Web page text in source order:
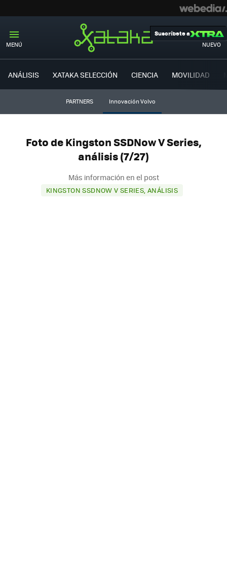
MENÚ NUEVO
Suscríbete a
ANÁLISIS XATAKA SELECCIÓN CIENCIA MOVILIDAD
PARTNERS Innovación Volvo
Foto de Kingston SSDNow V Series,
análisis (7/27)
Más información en el post
KINGSTON SSDNOW V SERIES, ANÁLISIS